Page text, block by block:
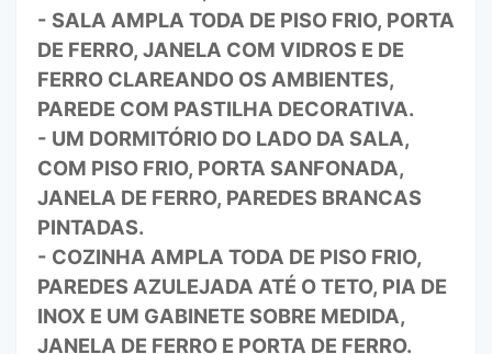
- SALA AMPLA TODA DE PISO FRIO, PORTA
DE FERRO, JANELA COM VIDROS E DE
FERRO CLAREANDO OS AMBIENTES,
PAREDE COM PASTILHA DECORATIVA.
- UM DORMITÓRIO DO LADO DA SALA,
COM PISO FRIO, PORTA SANFONADA,
JANELA DE FERRO, PAREDES BRANCAS
PINTADAS.
- COZINHA AMPLA TODA DE PISO FRIO,
PAREDES AZULEJADA ATÉ O TETO, PIA DE
INOX E UM GABINETE SOBRE MEDIDA,
JANELA DE FERRO E PORTA DE FERRO.